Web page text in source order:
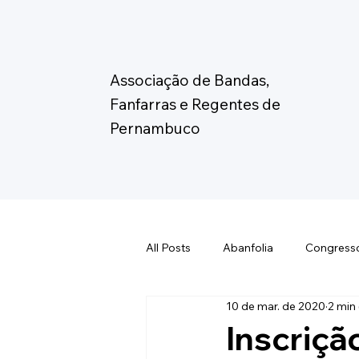
Associação de Bandas,
Fanfarras e Regentes de
Pernambuco
All Posts Abanfolia
Eleição Abanfare Fórum de
10 de mar. de 2020 2 min